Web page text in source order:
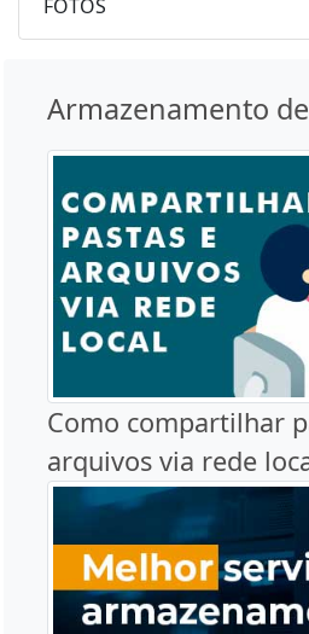
FOTOS
Armazenamento
Como compartilhar
arquivos via rede